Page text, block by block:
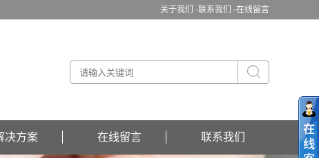
关于我们 -联系我们 -在线留言
决方案 在线留言 联系我们